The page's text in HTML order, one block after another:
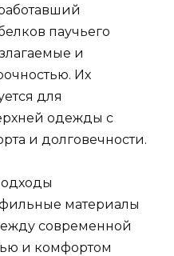
паучьего
и
Их
для
одежды с
и долговечности.
материалы
современной
и комфортом